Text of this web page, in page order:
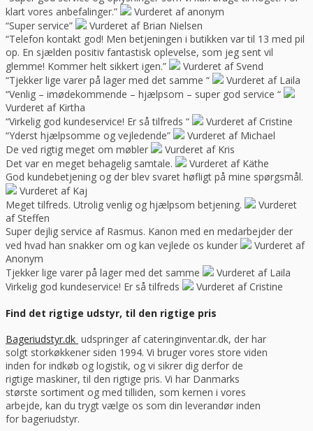
klart vores anbefalinger.”
Vurderet af anonym
“Super service”
Vurderet af Brian Nielsen
“Telefon kontakt god! Men betjeningen i butikken var til 13 med pil
op. En sjælden positiv fantastisk oplevelse, som jeg sent vil
glemme! Kommer helt sikkert igen.”
Vurderet af Svend
“Tjekker lige varer på lager med det samme “
Vurderet af Laila
“Venlig – imødekommende – hjælpsom – super god service “
Vurderet af Kirtha
“Virkelig god kundeservice! Er så tilfreds “
Vurderet af Cristine
“Yderst hjælpsomme og vejledende”
Vurderet af Michael
De ved rigtig meget om møbler
Vurderet af Kris
Det var en meget behagelig samtale.
Vurderet af Käthe
God kundebetjening og der blev svaret høfligt på mine spørgsmål.
Vurderet af Kaj
Meget tilfreds. Utrolig venlig og hjælpsom betjening.
Vurderet
af Steffen
Super dejlig service af Rasmus. Kanon med en medarbejder der
ved hvad han snakker om og kan vejlede os kunder
Vurderet af
Anonym
Tjekker lige varer på lager med det samme
Vurderet af Laila
Virkelig god kundeservice! Er så tilfreds
Vurderet af Cristine
Find det rigtige udstyr, til den rigtige pris
Bageriudstyr.dk udspringer af cateringinventar.dk, der har
solgt storkøkkener siden 1994. Vi bruger vores store viden
inden for indkøb og logistik, og vi sikrer dig derfor de
rigtige maskiner, til den rigtige pris. Vi har Danmarks
største sortiment og med tilliden, som kernen i vores
arbejde, kan du trygt vælge os som din leverandør inden
for bageriudstyr.